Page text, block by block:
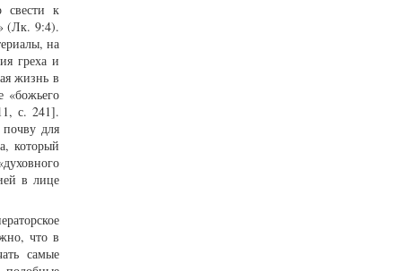
свести к
(Лк. 9:4).
на
греха и
жизнь в
«божьего
с. 241].
для
который
в лице
что в
самые